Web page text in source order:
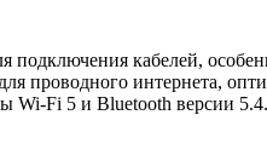
кабелей,
проводного интернета,
Wi-Fi 5 и Bluetooth версии 5.4.